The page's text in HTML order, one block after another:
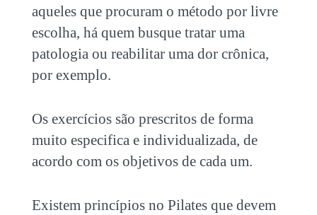
aqueles que procuram o método por livre
escolha, há quem busque tratar uma
patologia ou reabilitar uma dor crônica,
por exemplo.
Os exercícios são prescritos de forma
muito especifica e individualizada, de
acordo com os objetivos de cada um.
Existem princípios no Pilates que devem